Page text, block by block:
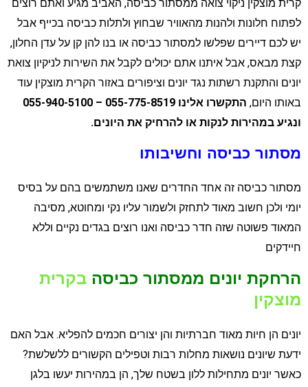
מוצקין ניקוי צואה ממסתור כביסה, האביב מגיע ואתם רוצים
חלונות ולהנות מהאוויר שבחוץ ולתלות כביסה בכייף אבל
לכם דיירים שפלשו למסתור כביסה או בנו להן קן על עדן החלון,
מבאס, אבל איתנו אתם יכולים לקבל את השירות לניקיון צואת
והתקנת רשתות נגד יונים וציפורים באזור הקרית מוצקין עוד
היום,
התקשרו אלינו 055-775-8519 – 055-940-5100
במהירות לנקות או להרחיק את היונים.
כביסה וחשיבותו
כביסה זה אחד החדרים שאנו משתמשים בהם על בסיס
ולכן חשוב מאוד לתחזק ולשמור עליו נקי ומחוטא, מסיבה
פשוטה שזה חדר כביסה ואנו רוצים בגדים נקיים וללא
יונים ממסתור כביסהבקרית
הן חיות מאוד חברתיות והן יצורים חכמים להפליא. אבל האם
שיונים נושאות מחלות רבות וטפילים הקשורים ללשלשת?
יונים מתחילות ללון בשטח שלך, הן במהירות יעשו בלגן